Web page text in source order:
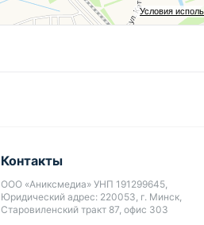
Условия
Контакты
ООО «Аниксмедиа» УНП 191299645,
Юридический адрес: 220053, г. Минск,
Старовиленский тракт 87, офис 303